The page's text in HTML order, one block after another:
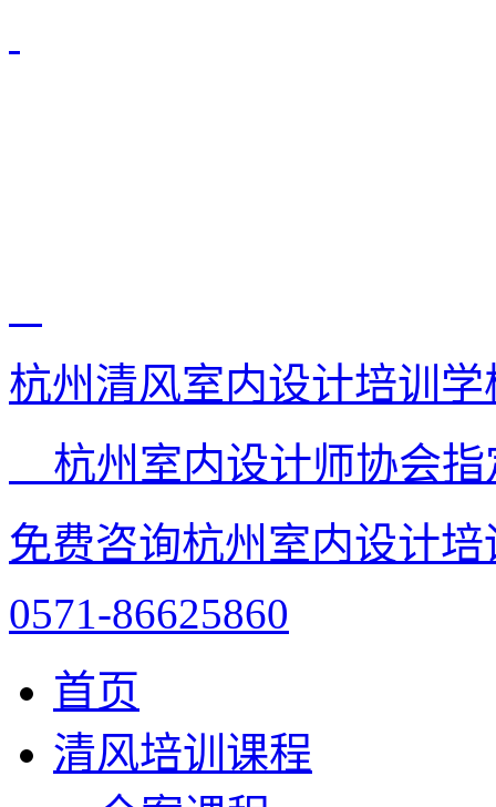
杭州清风室内设计培训学
杭州室内设计师协会
免费咨询杭州室内设计
0571-86625860
首页
清风培训课程